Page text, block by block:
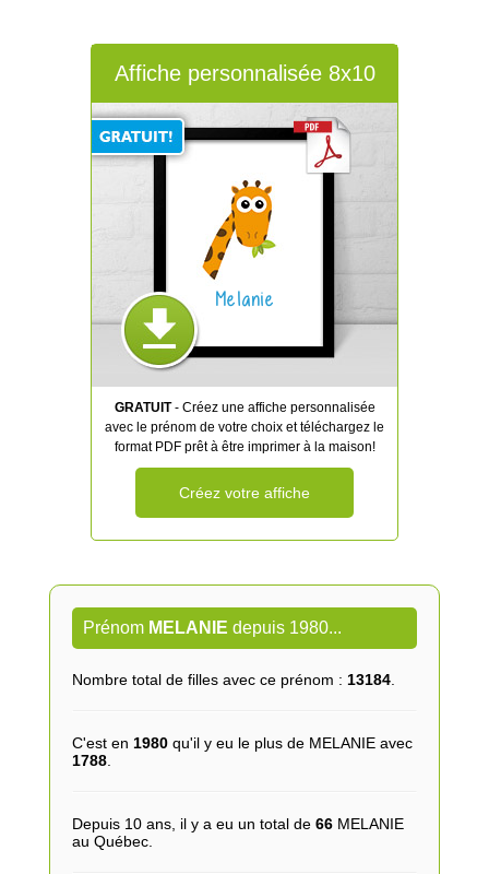
Affiche personnalisée 8x10
Melanie
GRATUIT- Créez une affiche personnalisée
avec le prénom de votre choix et téléchargez le
format PDF prêt à être imprimer à la maison!
Créez votre affiche
Prénom MELANIE depuis 1980...
Nombre total de filles avec ce prénom : 13184.
C'est en 1980qu'il y eu le plus de MELANIE avec
1788.
Depuis 10 ans, il y a eu un total de 66MELANIE
au Québec.